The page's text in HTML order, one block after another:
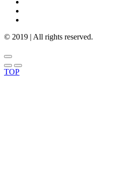
© 2019 | All rights reserved.
TOP